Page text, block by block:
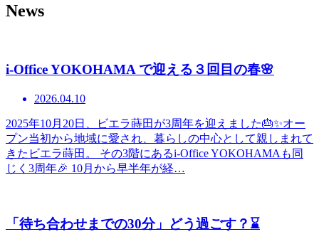
News
i-Office YOKOHAMA で迎える３回目の春🌸
2026.04.10
2025年10月20日、ビエラ蒔田が3周年を迎えました🎂✨オー
プン当初から地域に愛され、暮らしの中心として親しまれて
きたビエラ蒔田。 その3階にあるi-Office YOKOHAMAも同
じく3周年🎉 10月から早半年が経…
「待ち合わせまでの30分」どう過ごす？⌛